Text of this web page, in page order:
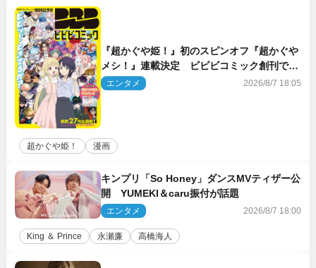
『超かぐや姫！』初のスピンオフ『超かぐや
メシ！』連載決定 ビビビコミック創刊で31
作品一挙公開
エンタメ 2026/8/7 18:05
超かぐや姫！ 漫画
キンプリ「So Honey」ダンスMVティザー公
開 YUMEKI＆caru振付が話題
エンタメ 2026/8/7 18:00
King ＆ Prince 永瀬廉 高橋海人